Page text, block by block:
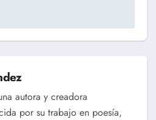
autora y creadora
por su trabajo en poesía,